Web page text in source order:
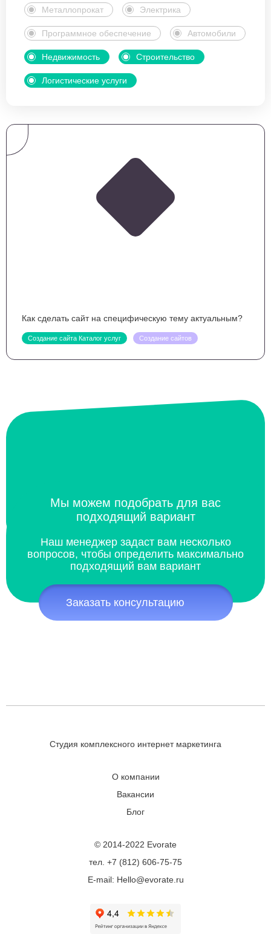
Металлопрокат Электрика
Программное обеспечение Автомобили
Недвижимость Строительство
Логистические услуги
Как сделать сайт на специфическую тему актуальным?
Создание сайта Каталог услуг Создание сайтов
Мы можем подобрать для вас
подходящий вариант
Наш менеджер задаст вам несколько
вопросов, чтобы определить максимально
подходящий вам вариант
Заказать консультацию
Студия комплексного интернет маркетинга
О компании
Вакансии
Блог
© 2014-2022 Evorate
тел. +7 (812) 606-75-75
E-mail: Hello@evorate.ru